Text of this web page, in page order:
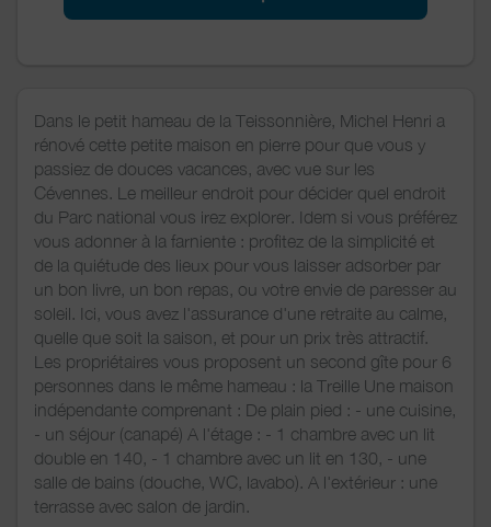
Dans le petit hameau de la Teissonnière, Michel Henri a
rénové cette petite maison en pierre pour que vous y
passiez de douces vacances, avec vue sur les
Cévennes. Le meilleur endroit pour décider quel endroit
du Parc national vous irez explorer. Idem si vous préférez
vous adonner à la farniente : profitez de la simplicité et
de la quiétude des lieux pour vous laisser adsorber par
un bon livre, un bon repas, ou votre envie de paresser au
soleil. Ici, vous avez l'assurance d'une retraite au calme,
quelle que soit la saison, et pour un prix très attractif.
Les propriétaires vous proposent un second gîte pour 6
personnes dans le même hameau : la Treille Une maison
indépendante comprenant : De plain pied : - une cuisine,
- un séjour (canapé) A l'étage : - 1 chambre avec un lit
double en 140, - 1 chambre avec un lit en 130, - une
salle de bains (douche, WC, lavabo). A l'extérieur : une
terrasse avec salon de jardin.